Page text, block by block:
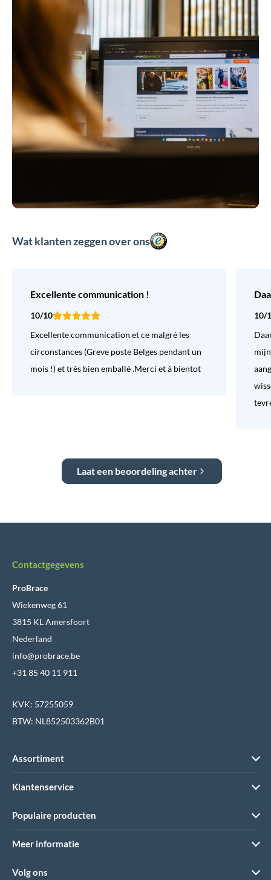
Wat klanten zeggen over ons
Excellente communication !
10/10
Excellente communication et ce malgré les
circonstances (Greve poste Belges pendant un
mois !) et très bien emballé .Merci et à bientot
10/
Laat een beoordeling achter
Contactgegevens
ProBrace
Wiekenweg 61
3815 KL Amersfoort
Nederland
info@probrace.be
+31 85 40 11 911
KVK: 57255059
BTW: NL852503362B01
Assortiment
Klantenservice
Populaire producten
Meer informatie
Volg ons